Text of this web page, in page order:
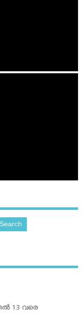
13 വരെ